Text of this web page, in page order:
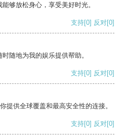
够放松身心，享受美好时光。
支持[0] 反对[0]
随地为我的娱乐提供帮助。
支持[0] 反对[0]
提供全球覆盖和最高安全性的连接。
支持[0] 反对[0]